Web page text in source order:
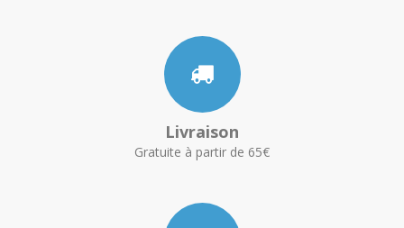
Livraison
Gratuite à partir de 65€